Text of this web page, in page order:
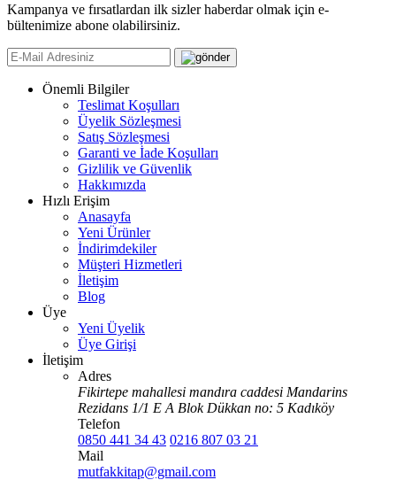
Kampanya ve fırsatlardan ilk sizler haberdar olmak için e-
bültenimize abone olabilirsiniz.
Önemli Bilgiler
Teslimat Koşulları
Üyelik Sözleşmesi
Satış Sözleşmesi
Garanti ve İade Koşulları
Gizlilik ve Güvenlik
Hakkımızda
Hızlı Erişim
Anasayfa
Yeni Ürünler
İndirimdekiler
Müşteri Hizmetleri
İletişim
Blog
Üye
Yeni Üyelik
Üye Girişi
İletişim
Adres
Fikirtepe mahallesi mandıra caddesi Mandarins
Rezidans 1/1 E A Blok Dükkan no: 5 Kadıköy
Telefon
0850 441 34 43 0216 807 03 21
Mail
mutfakkitap@gmail.com